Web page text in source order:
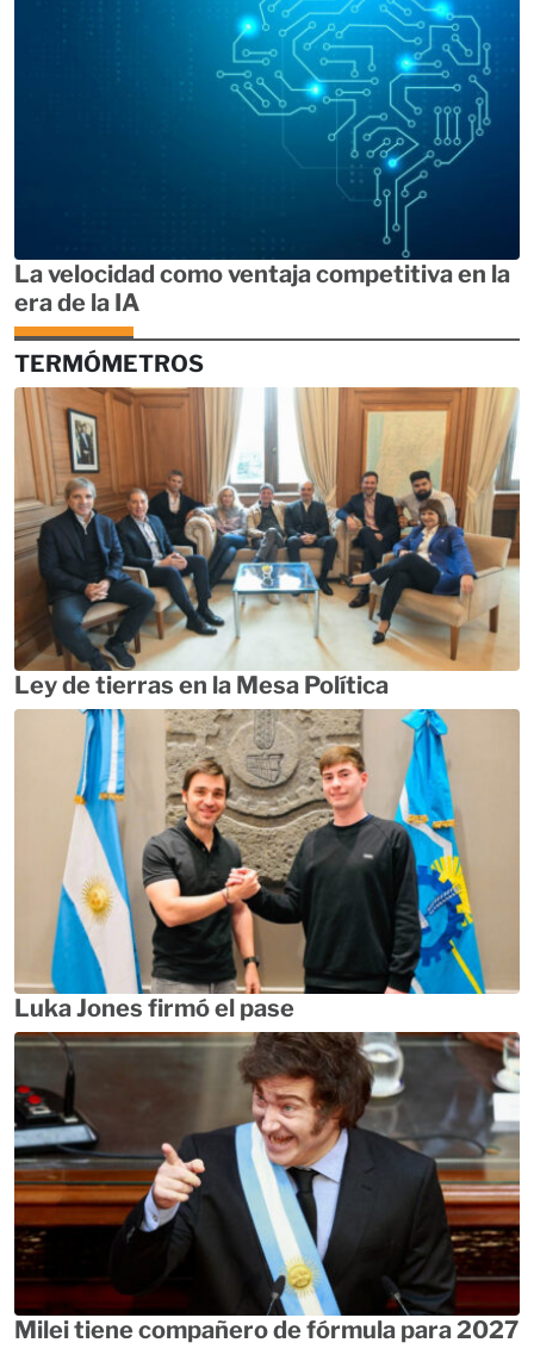
La velocidad como ventaja competitiva en la
era de la IA
TERMÓMETROS
Ley de tierras en la Mesa Política
Luka Jones firmó el pase
Milei tiene compañero de fórmula para 2027